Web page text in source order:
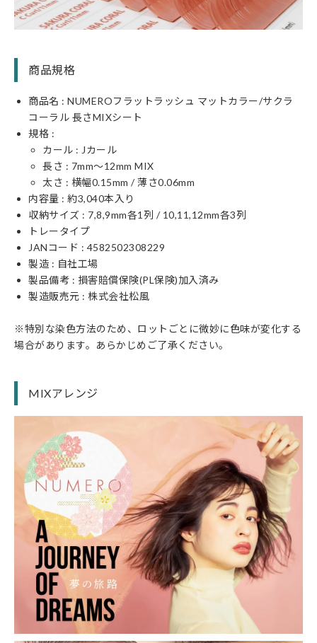
商品規格
商品名 : NUMEROフラットラッシュ マットカラー/サクラ
コーラル 長さMIXシート
規格 :
カール : Jカール
長さ : 7mm〜12mm MIX
太さ : 横幅0.15mm / 薄さ0.06mm
内容量 : 約3,040本入り
収納サイズ : 7,8,9mm各1列 / 10,11,12mm各3列
トレータイプ
JANコード : 4582502308229
製造 : 自社工場
製品備考 : 損害賠償保険(PL保険)加入済み
製造販売元 : 株式会社松風
※特別な染色方法のため、ロットごとに微妙に色味が変化する
場合があります。あらかじめご了承ください。
MIXアレンジ